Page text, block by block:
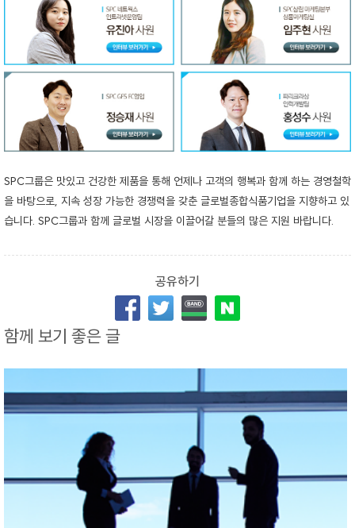
SPC그룹은 맛있고 건강한 제품을 통해 언제나 고객의 행복과 함께 하는 경영철학
을 바탕으로, 지속 성장 가능한 경쟁력을 갖춘 글로벌종합식품기업을 지향하고 있
습니다. SPC그룹과 함께 글로벌 시장을 이끌어갈 분들의 많은 지원 바랍니다.
함께 보기 좋은 글